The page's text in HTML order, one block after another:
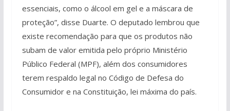
essenciais, como o álcool em gel e a máscara de
proteção”, disse Duarte. O deputado lembrou que
existe recomendação para que os produtos não
subam de valor emitida pelo próprio Ministério
Público Federal (MPF), além dos consumidores
terem respaldo legal no Código de Defesa do
Consumidor e na Constituição, lei máxima do país.